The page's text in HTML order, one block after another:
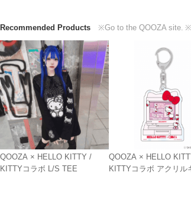
Recommended Products ※Go to the QOOZA site.
QOOZA × HELLO KITTY /
KITTYコラボ L/S TEE
QOOZA × HELLO
KITTYコラボ アクリル